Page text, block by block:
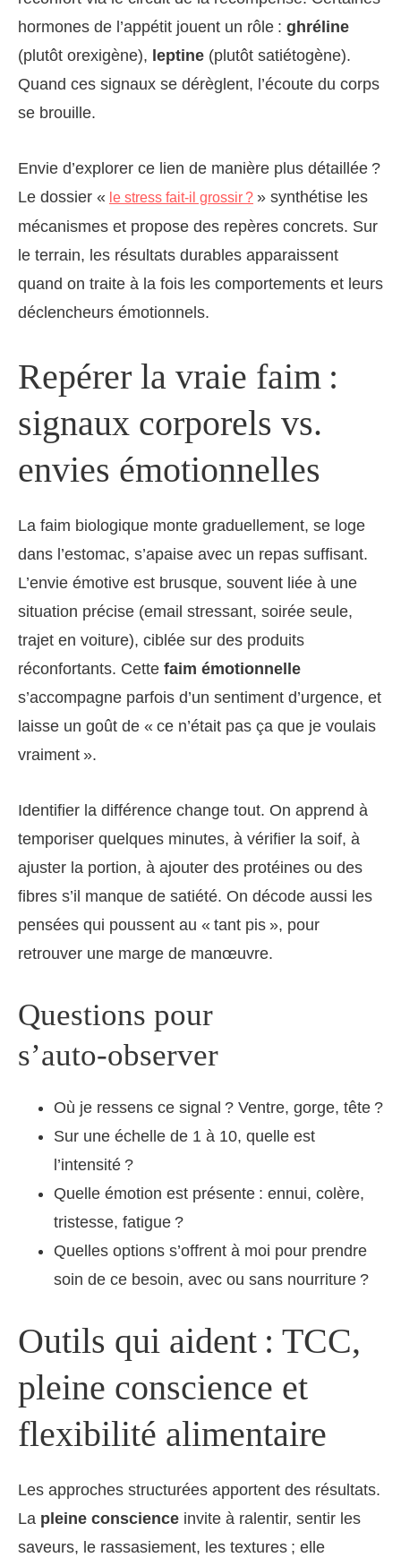
hormones de l’appétit jouent un rôle : ghréline
(plutôt orexigène), leptine (plutôt satiétogène).
Quand ces signaux se dérèglent, l’écoute du corps
se brouille.
Envie d’explorer ce lien de manière plus détaillée ?
Le dossier « le stress fait-il grossir ? » synthétise les
mécanismes et propose des repères concrets. Sur
le terrain, les résultats durables apparaissent
quand on traite à la fois les comportements et leurs
déclencheurs émotionnels.
Repérer la vraie faim :
signaux corporels vs.
envies émotionnelles
La faim biologique monte graduellement, se loge
dans l’estomac, s’apaise avec un repas suffisant.
L’envie émotive est brusque, souvent liée à une
situation précise (email stressant, soirée seule,
trajet en voiture), ciblée sur des produits
réconfortants. Cette faim émotionnelle
s’accompagne parfois d’un sentiment d’urgence, et
laisse un goût de « ce n’était pas ça que je voulais
vraiment ».
Identifier la différence change tout. On apprend à
temporiser quelques minutes, à vérifier la soif, à
ajuster la portion, à ajouter des protéines ou des
fibres s’il manque de satiété. On décode aussi les
pensées qui poussent au « tant pis », pour
retrouver une marge de manœuvre.
Questions pour
s’auto‑observer
Où je ressens ce signal ? Ventre, gorge, tête ?
Sur une échelle de 1 à 10, quelle est
l’intensité ?
Quelle émotion est présente : ennui, colère,
tristesse, fatigue ?
Quelles options s’offrent à moi pour prendre
soin de ce besoin, avec ou sans nourriture ?
Outils qui aident : TCC,
pleine conscience et
flexibilité alimentaire
Les approches structurées apportent des résultats.
La pleine conscience invite à ralentir, sentir les
saveurs, le rassasiement, les textures ; elle